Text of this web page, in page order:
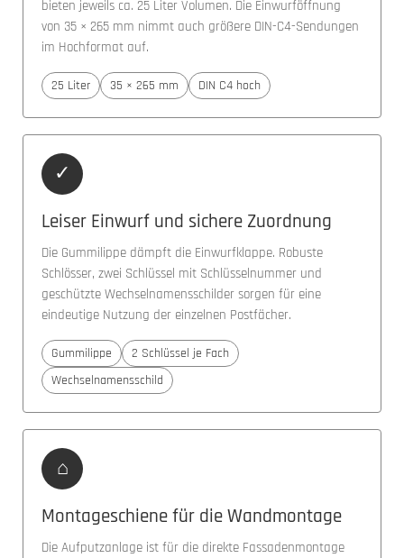
bieten jeweils ca. 25 Liter Volumen. Die Einwurföffnung
von 35 × 265 mm nimmt auch größere DIN-C4-Sendungen
im Hochformat auf.
25 Liter 35 × 265 mm DIN C4 hoch
✓
Leiser Einwurf und sichere Zuordnung
Die Gummilippe dämpft die Einwurfklappe. Robuste
Schlösser, zwei Schlüssel mit Schlüsselnummer und
geschützte Wechselnamensschilder sorgen für eine
eindeutige Nutzung der einzelnen Postfächer.
Gummilippe
2 Schlüssel je Fach
Wechselnamensschild
⌂
Montageschiene für die Wandmontage
Die Aufputzanlage ist für die direkte Fassadenmontage